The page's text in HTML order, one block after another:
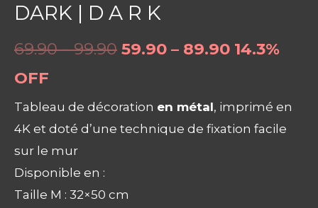
DARK | D A R K
69.90 – 99.90 59.90 – 89.90 14.3%
OFF
Tableau de décoration en métal, imprimé en
4K et doté d’une technique de fixation facile
sur le mur
Disponible en :
Taille M : 32×50 cm